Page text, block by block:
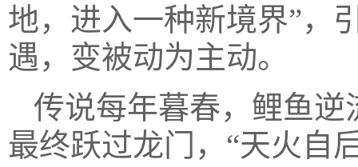
地，进入一种新境界”，
遇，变被动为主动。
传说每年暮春，鲤鱼
最终跃过龙门，“天火自